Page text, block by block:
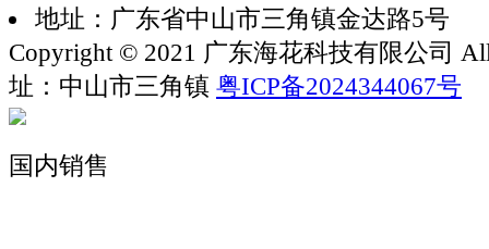
地址：广东省中山市三角镇金达路5号
Copyright © 2021 广东海花科技有限公司
址：中山市三角镇 粤ICP备2024344067号
国内销售